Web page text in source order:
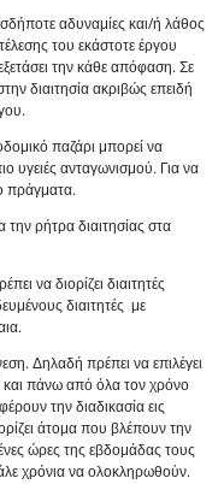
αδυναμίες και/ή λάθος
του εκάστοτε έργου
την κάθε απόφαση. Σε
διαιτησία ακριβώς επειδή
παζάρι μπορεί να
υγειές ανταγωνισμού. Για να
πράγματα.
την ρήτρα διαιτησίας στα
να διορίζει διαιτητές
διαιτητές με
Δηλαδή πρέπει να επιλέγει
και πάνω από όλα τον χρόνο
την διαδικασία εις
άτομα που βλέπουν την
ώρες της εβδομάδας τους
χρόνια να ολοκληρωθούν.